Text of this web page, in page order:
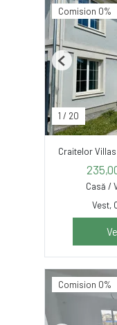
Comision 0%
1 / 20
Previous
Craitelor
Casă /
Vest,
Comision 0%